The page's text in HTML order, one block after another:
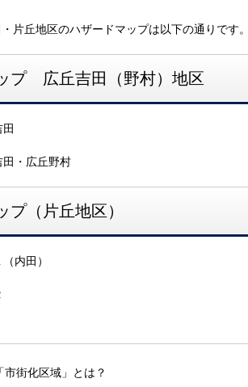
片丘地区のハザードマップは以下の通りです。
プ 広丘吉田（野村）地区
プ（片丘地区）